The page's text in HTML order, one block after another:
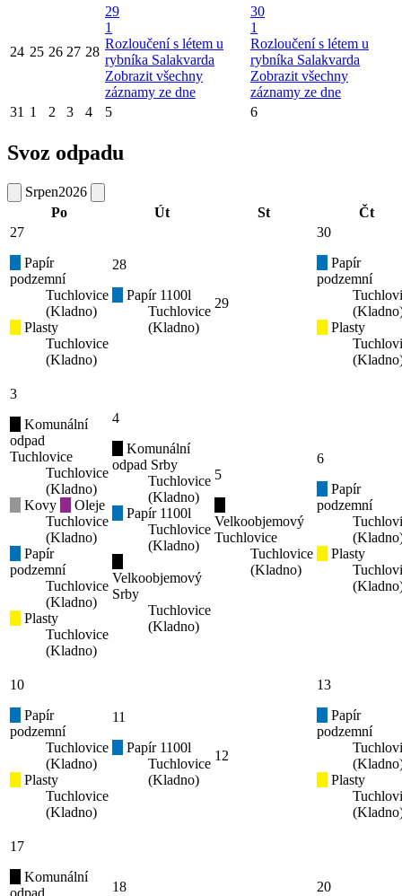
24 25 26 27 28
29
1
Rozloučení s létem u
rybníka Salakvarda
Zobrazit všechny
záznamy ze dne
30
1
Rozloučení s létem u
rybníka Salakvarda
Zobrazit všechny
záznamy ze dne
31 1 2 3 4 5 6
Svoz odpadu
Srpen2026
Po
Út St
Čt
27
Papír
podzemní
Tuchlovice
(Kladno)
Plasty
Tuchlovice
(Kladno)
28
Papír 1100l
Tuchlovice
(Kladno)
29
30
Papír
podzemní
Plasty
3
Komunální
odpad
Tuchlovice
Tuchlovice
(Kladno)
Kovy
Oleje
Tuchlovice
(Kladno)
Papír
podzemní
Tuchlovice
(Kladno)
Plasty
Tuchlovice
(Kladno)
4
Komunální
odpad Srby
Tuchlovice
(Kladno)
Papír 1100l
Tuchlovice
(Kladno)
Velkoobjemový
Srby
Tuchlovice
(Kladno)
5
Velkoobjemový
Tuchlovice
Tuchlovice
(Kladno)
6
Papír
podzemní
Plasty
10
Papír
podzemní
Tuchlovice
(Kladno)
Plasty
Tuchlovice
(Kladno)
11
Papír 1100l
Tuchlovice
(Kladno)
12
13
Papír
podzemní
Plasty
17
Komunální
odpad
18
20